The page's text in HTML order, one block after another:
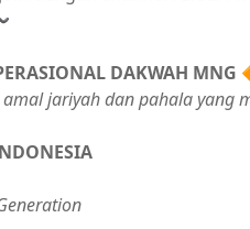
DAKWAH MNG
jariyah dan pahala yang